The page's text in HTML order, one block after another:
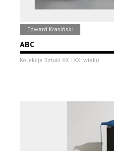
Edward Krasiński
ABC
Kolekcja Sztuki XX i XXI wieku